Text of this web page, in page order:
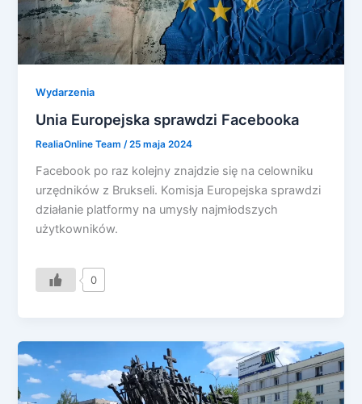
Wydarzenia
Unia Europejska sprawdzi Facebooka
RealiaOnline Team/25 maja 2024
Facebook po raz kolejny znajdzie się na celowniku
urzędników z Brukseli. Komisja Europejska sprawdzi
działanie platformy na umysły najmłodszych
użytkowników.
0